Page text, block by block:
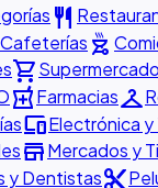
restaurant
outdoor_grill
shopping_cart
local_pharmacyFarmaciascheckroom
devicesElectrónica
storeMercados y
y Dentistascontent_cut